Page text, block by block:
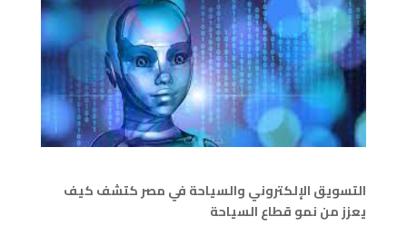
التسويق الإلكتروني والسياحة في مصر كتشف كيف
يعزز من نمو قطاع السياحة